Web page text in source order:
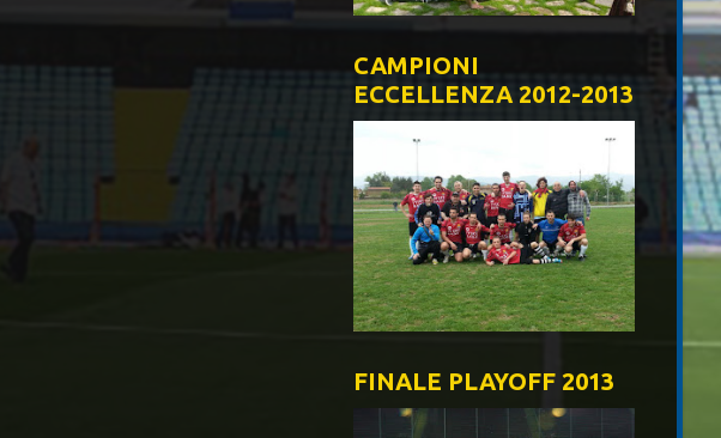
CAMPIONI
ECCELLENZA 2012-2013
FINALE PLAYOFF 2013